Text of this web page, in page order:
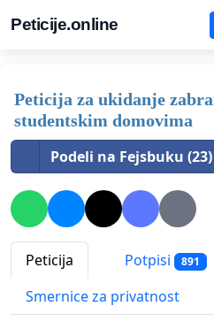
Peticije.online
Peticija za ukidanje
studentskim domovima
Podeli na Fejsbuku (23)
Peticija Potpisi 891
Smernice za privatnost